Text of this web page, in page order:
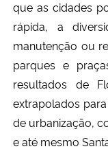
que as cidades
rápida, a
manutenção ou
parques e
resultados de
extrapolados
de urbanização,
e até mesmo